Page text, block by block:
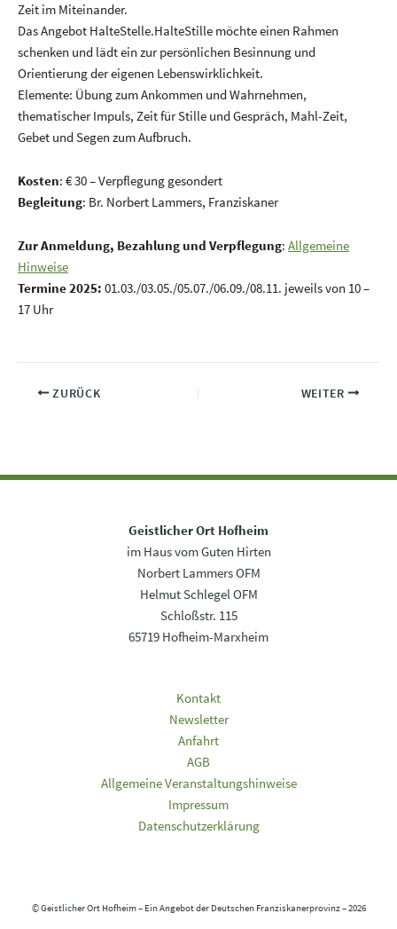
Zeit im Miteinander.
Das Angebot HalteStelle.HalteStille möchte einen Rahmen
schenken und lädt ein zur persönlichen Besinnung und
Orientierung der eigenen Lebenswirklichkeit.
Elemente: Übung zum Ankommen und Wahrnehmen,
thematischer Impuls, Zeit für Stille und Gespräch, Mahl-Zeit,
Gebet und Segen zum Aufbruch.
Kosten: € 30 – Verpflegung gesondert
Begleitung: Br. Norbert Lammers, Franziskaner
Zur Anmeldung, Bezahlung und Verpflegung: Allgemeine
Hinweise
Termine 2025: 01.03./03.05./05.07./06.09./08.11. jeweils von 10 –
17 Uhr
ZURÜCK WEITER
Geistlicher Ort Hofheim
im Haus vom Guten Hirten
Norbert Lammers OFM
Helmut Schlegel OFM
Schloßstr. 115
65719 Hofheim-Marxheim
Kontakt
Newsletter
Anfahrt
AGB
Allgemeine Veranstaltungshinweise
Impressum
Datenschutzerklärung
© Geistlicher Ort Hofheim – Ein Angebot der Deutschen Franziskanerprovinz – 2026